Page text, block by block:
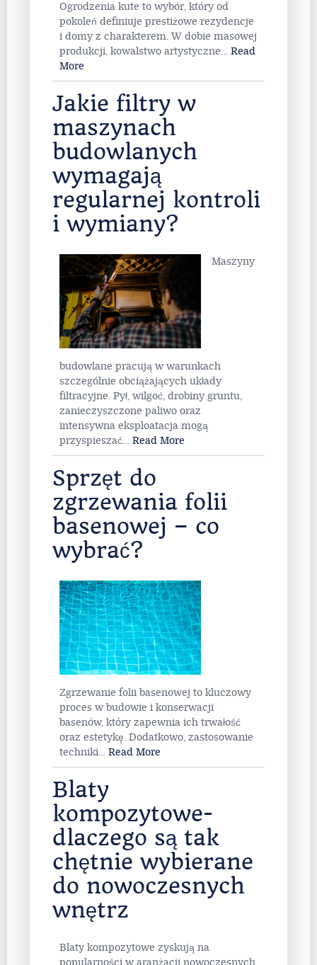
Ogrodzenia kute to wybór, który od
pokoleń definiuje prestiżowe rezydencje
i domy z charakterem. W dobie masowej
produkcji, kowalstwo artystyczne… Read
More
Jakie filtry w
maszynach
budowlanych
wymagają
regularnej kontroli
i wymiany?
Maszyny
budowlane pracują w warunkach
szczególnie obciążających układy
filtracyjne. Pył, wilgoć, drobiny gruntu,
zanieczyszczone paliwo oraz
intensywna eksploatacja mogą
przyspieszać… Read More
Sprzęt do
zgrzewania folii
basenowej – co
wybrać?
Zgrzewanie folii basenowej to kluczowy
proces w budowie i konserwacji
basenów, który zapewnia ich trwałość
oraz estetykę. Dodatkowo, zastosowanie
techniki… Read More
Blaty
kompozytowe-
dlaczego są tak
chętnie wybierane
do nowoczesnych
wnętrz
Blaty kompozytowe zyskują na
popularności w aranżacji nowoczesnych